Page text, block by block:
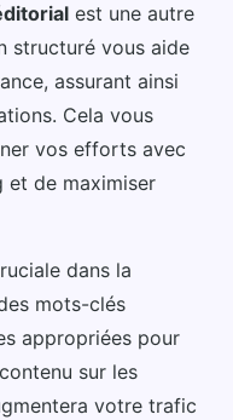
est une autre
structuré vous aide
assurant ainsi
Cela vous
vos efforts avec
et de maximiser
dans la
mots-clés
appropriées pour
sur les
votre trafic